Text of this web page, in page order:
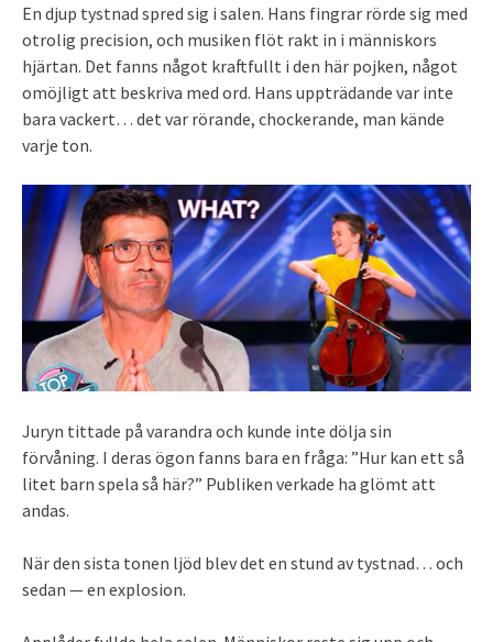
En djup tystnad spred sig i salen. Hans fingrar rörde sig med
otrolig precision, och musiken flöt rakt in i människors
hjärtan. Det fanns något kraftfullt i den här pojken, något
omöjligt att beskriva med ord. Hans uppträdande var inte
bara vackert… det var rörande, chockerande, man kände
varje ton.
Juryn tittade på varandra och kunde inte dölja sin
förvåning. I deras ögon fanns bara en fråga: ”Hur kan ett så
litet barn spela så här?” Publiken verkade ha glömt att
andas.
När den sista tonen ljöd blev det en stund av tystnad… och
sedan — en explosion.